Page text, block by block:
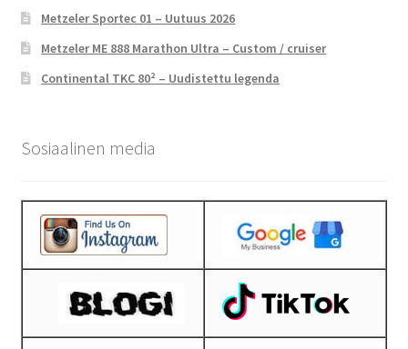
Metzeler Sportec 01 – Uutuus 2026
Metzeler ME 888 Marathon Ultra – Custom / cruiser
Continental TKC 80² – Uudistettu legenda
Sosiaalinen media